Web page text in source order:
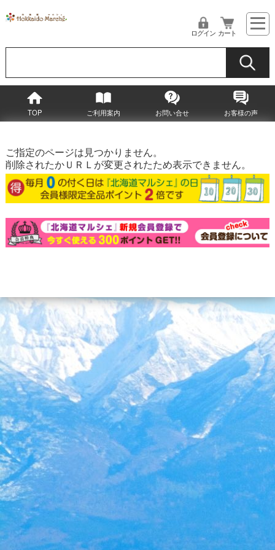
ログイン カート
TOP ご利用案内 お問い合せ お客様の声
ご指定のページは見つかりません。
削除されたかＵＲＬが変更されたため表示できません。